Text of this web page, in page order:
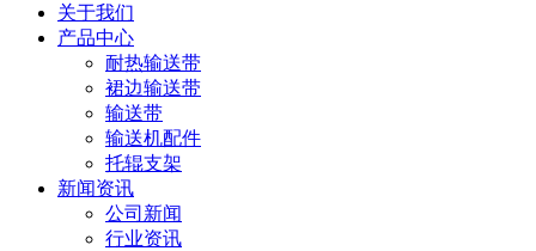
关于我们
产品中心
耐热输送带
裙边输送带
输送带
输送机配件
托辊支架
新闻资讯
公司新闻
行业资讯